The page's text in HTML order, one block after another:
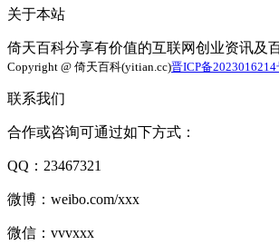
关于本站
倚天百科分享有价值的互联网创业资讯及
Copyright @ 倚天百科(yitian.cc)晋ICP备2023016214
联系我们
合作或咨询可通过如下方式：
QQ：23467321
微博：weibo.com/xxx
微信：vvvxxx